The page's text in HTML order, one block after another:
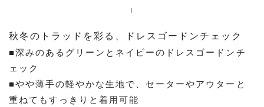
秋冬のトラッドを彩る、ドレスゴードンチェック
■深みのあるグリーンとネイビーのドレスゴードンチ
ェック
■やや薄手の軽やかな生地で、セーターやアウターと
重ねてもすっきりと着用可能